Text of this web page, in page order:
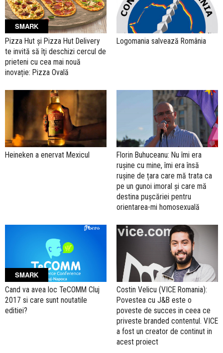
SMARK
Pizza Hut și Pizza Hut Delivery
te invită să îţi deschizi cercul de
prieteni cu cea mai nouă
inovație: Pizza Ovală
Logomania salvează România
Heineken a enervat Mexicul
Florin Buhuceanu: Nu îmi era
rușine cu mine, îmi era însă
rușine de țara care mă trata ca
pe un gunoi imoral şi care mă
destina pușcăriei pentru
orientarea-mi homosexuală
SMARK
Cand va avea loc TeCOMM Cluj
2017 si care sunt noutatile
editiei?
Costin Velicu (VICE Romania):
Povestea cu J&B este o
poveste de succes in ceea ce
priveste branded contentul. VICE
a fost un creator de continut in
acest proiect